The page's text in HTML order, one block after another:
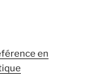
en